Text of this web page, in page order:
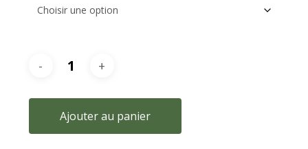
Ajouter au panier